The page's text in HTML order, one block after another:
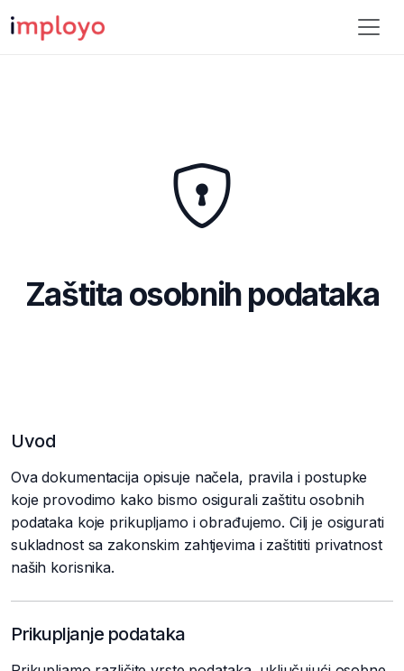
Zaštita osobnih podataka
Uvod
Ova dokumentacija opisuje načela, pravila i postupke
koje provodimo kako bismo osigurali zaštitu osobnih
podataka koje prikupljamo i obrađujemo. Cilj je osigurati
sukladnost sa zakonskim zahtjevima i zaštititi privatnost
naših korisnika.
Prikupljanje podataka